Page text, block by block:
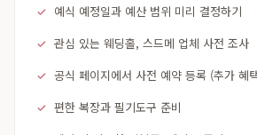
예식 예정일과 예산 범위 미리 결정하기
관심 있는 웨딩홀, 스드메 업체 사전 조사
공식 페이지에서 사전 예약 등록 (추가 혜
편한 복장과 필기도구 준비